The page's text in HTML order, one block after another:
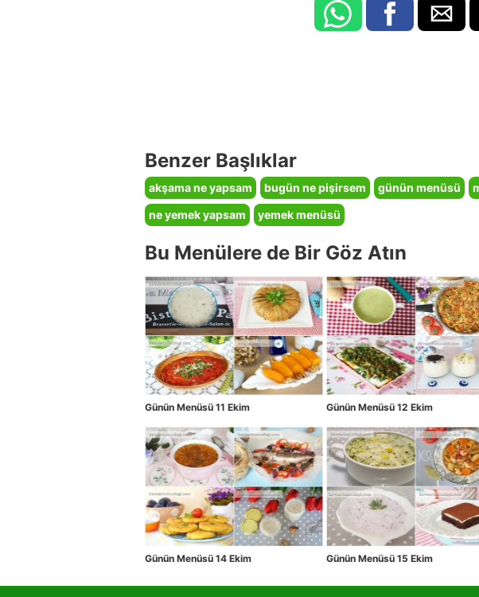
Benzer Başlıklar
akşama ne yapsam bugün ne pişirsem günün menüsü
ne yemek yapsam
yemek menüsü
Bu Menülere de Bir Göz Atın
Günün Menüsü 11 Ekim Günün Menüsü 12 Ekim
Günün Menüsü 14 Ekim Günün Menüsü 15 Ekim